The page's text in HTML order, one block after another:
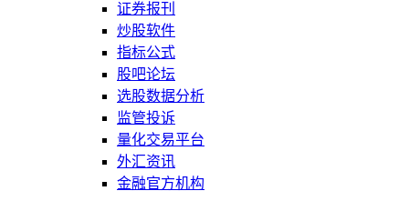
证券报刊
炒股软件
指标公式
股吧论坛
选股数据分析
监管投诉
量化交易平台
外汇资讯
金融官方机构